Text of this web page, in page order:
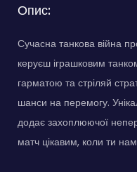
Опис:
Сучасна танкова війна
керуєш іграшковим
гарматою та стріляй
шанси на перемогу.
додає захоплюючої
матч цікавим, коли ти